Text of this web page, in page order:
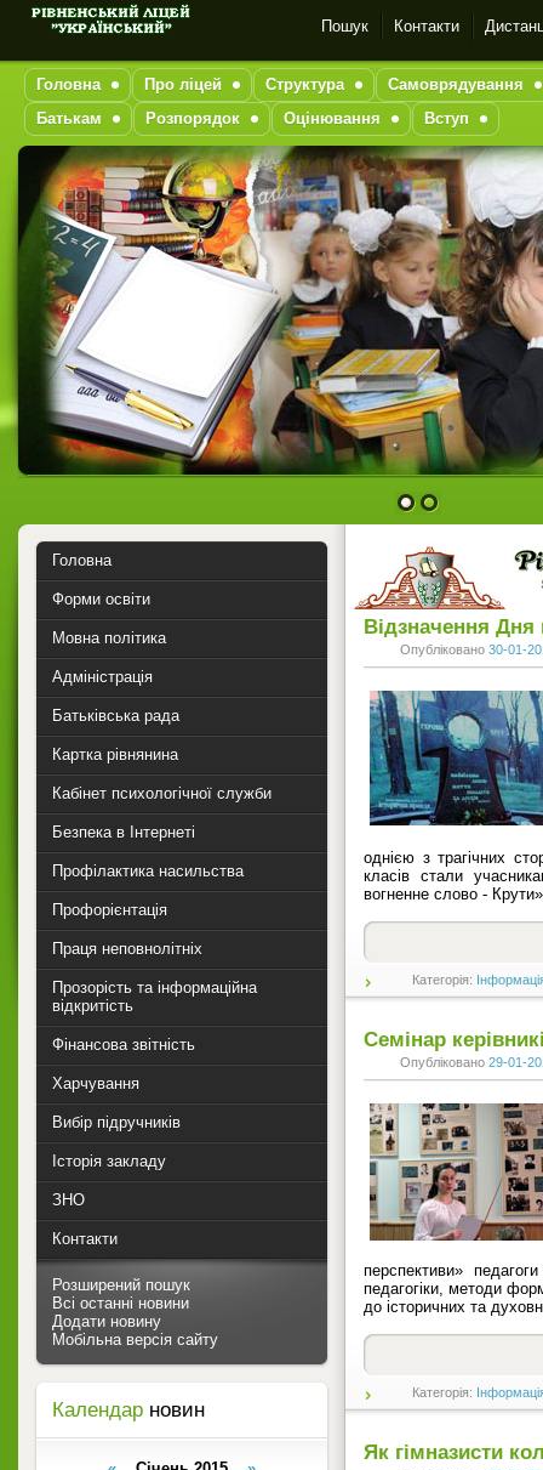
Пошук Контакти
Головна Про ліцей Структура
Самоврядування
Батькам
Розпорядок Оцінювання Вступ
1 2
Відзначення Дня
Опубліковано 30-01-
однією з трагічних
класів стали
вогненне слово -
Категорія:
Семінар
Опубліковано 29-01-
перспективи»
педагогіки, методи
до історичних та
Категорія:
Як гімназисти
Головна
Форми освіти
Мовна політика
Адміністрація
Батьківська рада
Картка рівнянина
Кабінет психологічної служби
Безпека в Інтернеті
Профілактика насильства
Профорієнтація
Праця неповнолітніх
Прозорість та інформаційна
відкритість
Фінансова звітність
Харчування
Вибір підручників
Історія закладу
ЗНО
Контакти
Розширений пошук
Всі останні новини
Додати новину
Мобільна версія сайту
Календар новин